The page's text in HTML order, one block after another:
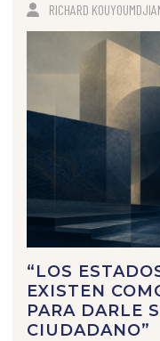
RICHARD
“LOS
EXISTEN
PARA DARLE
CIUDADANO”